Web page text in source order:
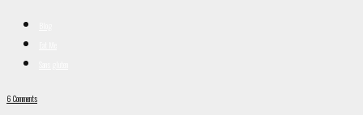
6 Comments